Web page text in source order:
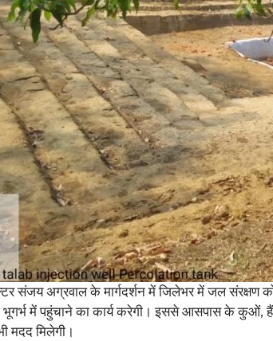
संजय अग्रवाल के मार्गदर्शन में जिलेभर में जल संरक्षण
भूगर्भ में पहुंचाने का कार्य करेगी। इससे आसपास के कुओं,
मदद मिलेगी।